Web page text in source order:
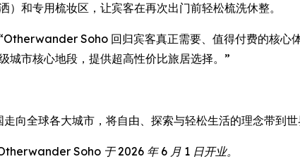
和专用梳妆区，让宾客在再次出门前轻松梳洗休整。
Soho 回归宾客真正需要、值得付费的核心
城市核心地段，提供超高性价比旅居选择。”
全球各大城市，将自由、探索与轻松生活的理念带到世
Soho 于 2026 年 6 月 1 日开业。